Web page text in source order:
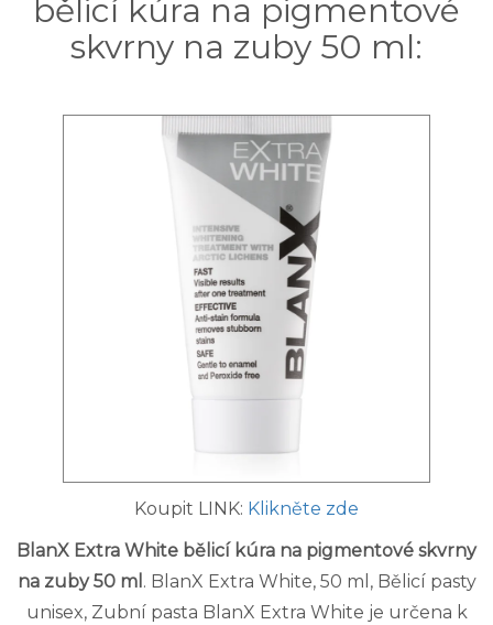
bělicí kúra na pigmentové
skvrny na zuby 50 ml:
Koupit LINK: Klikněte zde
BlanX Extra White bělicí kúra na pigmentové skvrny
na zuby 50 ml . BlanX Extra White, 50 ml, Bělicí pasty
unisex, Zubní pasta BlanX Extra White je určena k